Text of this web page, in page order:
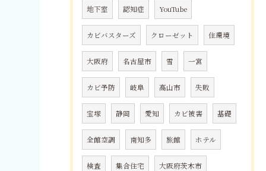
地下室 認知症 YouTube
カビバスターズ クローゼット 住環境
大阪府 名古屋市 雪 一宮
カビ予防 岐阜 高山市 失敗
宝塚 静岡 愛知 カビ被害 基礎
全館空調 南知多 旅館 ホテル
検査 集合住宅 大阪府茨木市